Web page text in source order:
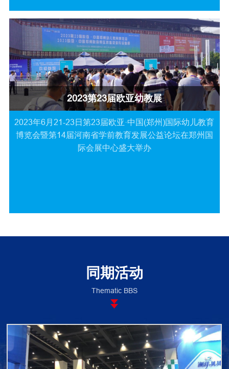
2023第23届欧亚幼教展
2023年6月21-23日第23届欧亚·中国(郑州)国际幼儿教育
博览会暨第14届河南省学前教育发展公益论坛在郑州国
际会展中心盛大举办
同期活动
Thematic BBS